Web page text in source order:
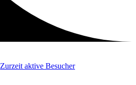
Zurzeit aktive Besucher